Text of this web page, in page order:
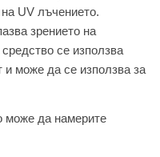
UV лъчението.
зрението на
се използва
може да се използва за
може да намерите